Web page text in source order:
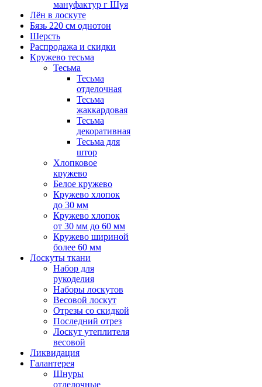
мануфактур г Шуя
Лён в лоскуте
Бязь 220 см однотон
Шерсть
Распродажа и скидки
Кружево тесьма
Тесьма
Тесьма
отделочная
Тесьма
жаккардовая
Тесьма
декоративная
Тесьма для
штор
Хлопковое
кружево
Белое кружево
Кружево хлопок
до 30 мм
Кружево хлопок
от 30 мм до 60 мм
Кружево шириной
более 60 мм
Лоскуты ткани
Набор для
рукоделия
Наборы лоскутов
Весовой лоскут
Отрезы со скидкой
Последний отрез
Лоскут утеплителя
весовой
Ликвидация
Галантерея
Шнуры
отделочные